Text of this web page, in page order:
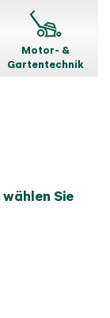
Motor- &
Gartentechnik
Sie